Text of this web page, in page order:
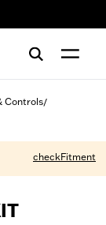
Controls/
checkFitment